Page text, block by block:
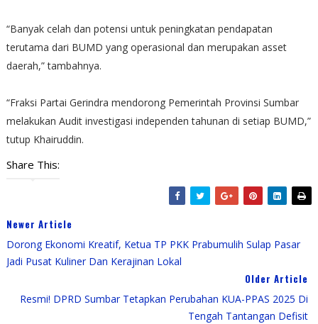
“Banyak celah dan potensi untuk peningkatan pendapatan
terutama dari BUMD yang operasional dan merupakan asset
daerah,” tambahnya.
“Fraksi Partai Gerindra mendorong Pemerintah Provinsi Sumbar
melakukan Audit investigasi independen tahunan di setiap BUMD,”
tutup Khairuddin.
Share This:
Newer Article
Dorong Ekonomi Kreatif, Ketua TP PKK Prabumulih Sulap Pasar
Jadi Pusat Kuliner Dan Kerajinan Lokal
Older Article
Resmi! DPRD Sumbar Tetapkan Perubahan KUA-PPAS 2025 Di
Tengah Tantangan Defisit